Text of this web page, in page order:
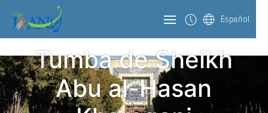
Español
Tumba de Sheikh
Abu al-Hasan